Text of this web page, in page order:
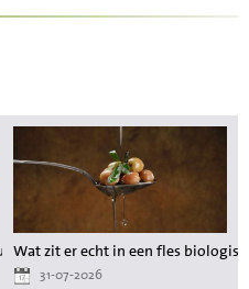
maaltijd zonder gedoe
Wat zit er echt in een fles
31-07-2026